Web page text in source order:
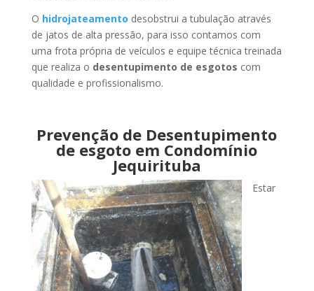
O hidrojateamento desobstrui a tubulação através
de jatos de alta pressão, para isso contamos com
uma frota própria de veículos e equipe técnica treinada
que realiza o desentupimento de esgotos com
qualidade e profissionalismo.
Prevenção de Desentupimento
de esgoto em Condomínio
Jequirituba
Estar